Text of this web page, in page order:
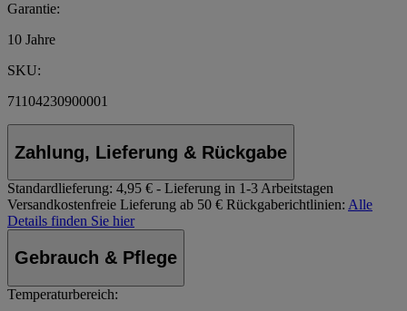
Garantie:
10 Jahre
SKU:
71104230900001
Zahlung, Lieferung & Rückgabe
Standardlieferung: 4,95 € - Lieferung in 1-3 Arbeitstagen
Versandkostenfreie Lieferung ab 50 € Rückgaberichtlinien: Alle
Details finden Sie hier
Gebrauch & Pflege
Temperaturbereich: